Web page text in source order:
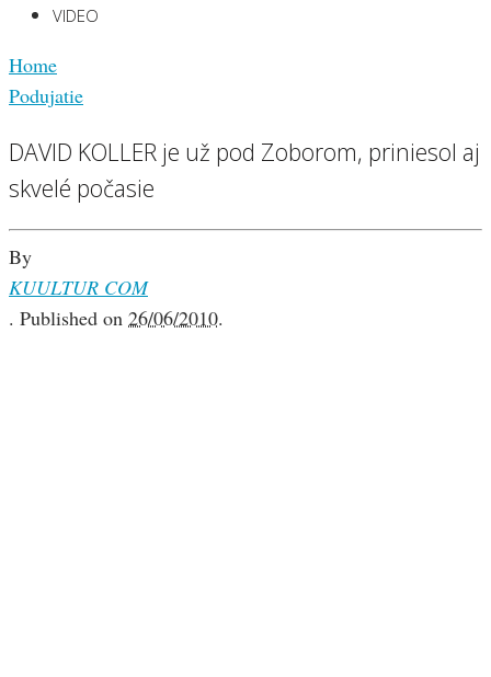
VIDEO
Home
Podujatie
DAVID KOLLER je už pod Zoborom, priniesol aj
skvelé počasie
By
KUULTUR COM
. Published on 26/06/2010.